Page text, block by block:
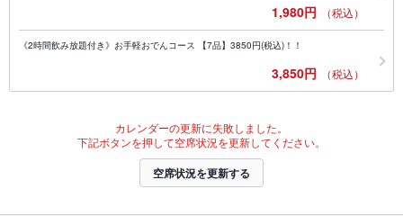
1,980円 （税込）
《2時間飲み放題付き》お手軽おでんコース 【7品】3850円(税込)！！
3,850円 （税込）
カレンダーの更新に失敗しました。
下記ボタンを押して空席状況を更新してください。
空席状況を更新する